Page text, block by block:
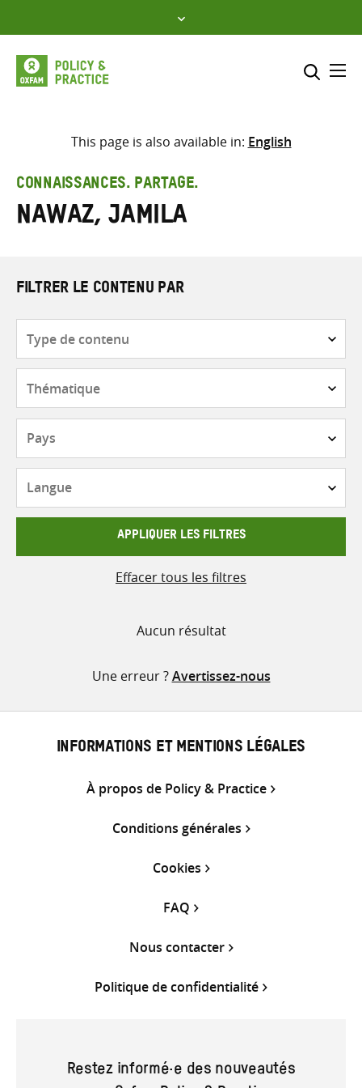
to
content
Sélectionner l’emplacement
Saisir
les
termes
This page is also available in: English
CONNAISSANCES. PARTAGE.
Nawaz, Jamila
FILTRER LE CONTENU PAR
contenu
APPLIQUER LES FILTRES
Effacer tous les filtres
Aucun résultat
Une erreur ?Avertissez-nous
INFORMATIONS ET MENTIONS LÉGALES
À propos de Policy & Practice
Conditions générales
Cookies
FAQ
Nous contacter
Politique de confidentialité
Restez informé·e des nouveautés